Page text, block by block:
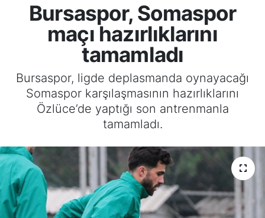
Bursaspor, Somaspor
maçı hazırlıklarını
tamamladı
Bursaspor, ligde deplasmanda oynayacağı
Somaspor karşılaşmasının hazırlıklarını
Özlüce’de yaptığı son antrenmanla
tamamladı.
Bursa Amatör
Hentbol
Voleybol
Genel
Bursa Trafik Yoğunluk Haritası
TFF 2.Lig Kırmızı Grup Puan Durumu ve Fikstür
Tüm Manşetler
Son Dakika Haberleri